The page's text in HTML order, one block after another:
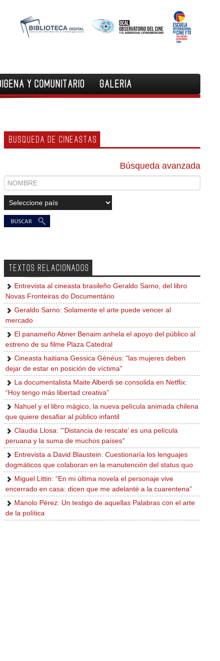
Y COMUNITARIO GALERIA
BUSQUEDA DE CINEASTAS
Búsqueda avanzada
TEXTOS RELACIONADOS
Entrevista al cineasta brasileño Geraldo Sarno, del libro
Novas Fronteiras do Documentário
Geraldo Sarno: Solamente el arte puede vencer al
mercado
El panameño Abner Benaim anhela el apoyo del público al
estreno de su filme Plaza Catedral
Cineasta haitiana Gessica Généus: "las mujeres deben
dejar de estar en posición de víctima"
La documentalista Maite Alberdi se consolida en Netflix:
“Hoy tengo más libertad creativa”
Nahuel y el libro mágico, la nueva película animada chilena
que quiere desafiar al público infantil
Claudia Llosa: "‘Distancia de rescate’ es una película
peruana y la suma de muchos países"
Entrevista a David Blaustein: Cuestionaría los lenguajes
dogmáticos que colaboran en la manutención del status quo
Miguel Littin: “En mi última novela el personaje vive
encerrado en casa: dicen que me adelanté a la cuarentena”
Manolo Pérez: Un testigo de aquellas Palabras con el arte
de la política